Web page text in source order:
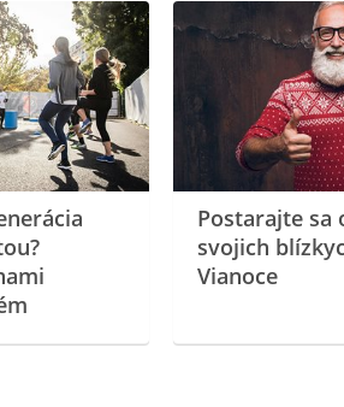
Postarajte sa
svojich
Vianoce